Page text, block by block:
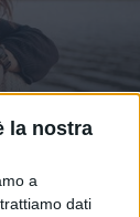
la nostra
a
dati